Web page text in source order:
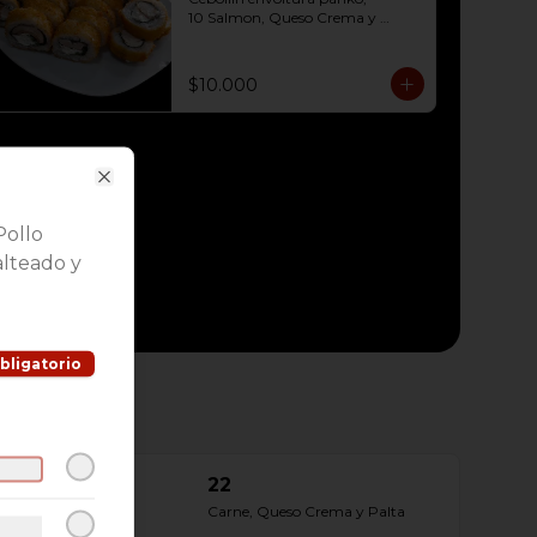
10 Salmon, Queso Crema y
envoltura panko
$10.000
22
Carne, Queso Crema y Palta
y